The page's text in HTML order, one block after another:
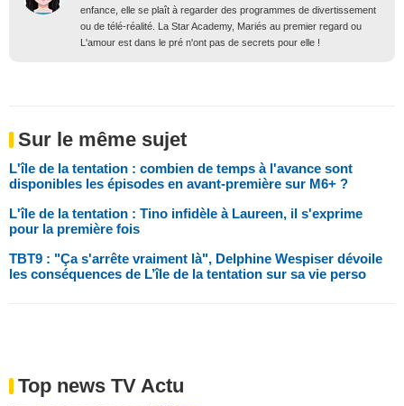
enfance, elle se plaît à regarder des programmes de divertissement
ou de télé-réalité. La Star Academy, Mariés au premier regard ou
L'amour est dans le pré n'ont pas de secrets pour elle !
Sur le même sujet
L'île de la tentation : combien de temps à l'avance sont
disponibles les épisodes en avant-première sur M6+ ?
L'île de la tentation : Tino infidèle à Laureen, il s'exprime
pour la première fois
TBT9 : "Ça s'arrête vraiment là", Delphine Wespiser dévoile
les conséquences de L’île de la tentation sur sa vie perso
Top news TV Actu